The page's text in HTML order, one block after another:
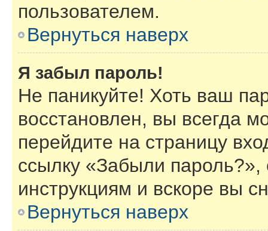
пользователем.
Вернуться наверх
Я забыл пароль!
Не паникуйте! Хоть ваш
восстановлен, вы всегда
перейдите на страницу
ссылку «Забыли
инструкциям и вскоре вы
Вернуться наверх